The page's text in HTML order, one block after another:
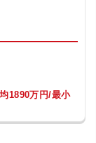
1890万円/最小